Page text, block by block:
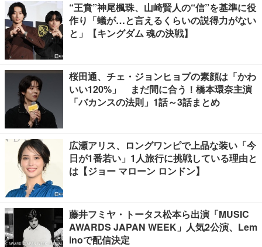
“王賁”神尾楓珠、山崎賢人の“信”を基準に役
作り「蟻が…と言えるくらいの説得力がない
と」【キングダム 魂の決戦】
桜田通、チェ・ジョンヒョプの素顔は「かわ
いい120%」 まだ間に合う！橋本環奈主演
「バカンスの法則」1話～3話まとめ
広瀬アリス、ロングワンピで上品な装い「今
日が1番若い」1人旅行に挑戦している理由と
は【ジョー マローン ロンドン】
藤井フミヤ・トータス松本ら出演「MUSIC
AWARDS JAPAN WEEK」人気2公演、Lem
inoで配信決定